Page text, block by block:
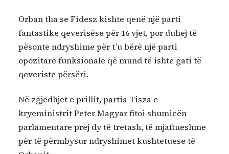
Orban tha se Fidesz kishte qenë një parti
fantastike qeverisëse për 16 vjet, por duhej të
pësonte ndryshime për t’u bërë një parti
opozitare funksionale që mund të ishte gati të
qeveriste përsëri.
Në zgjedhjet e prillit, partia Tisza e
kryeministrit Peter Magyar fitoi shumicën
parlamentare prej dy të tretash, të mjaftueshme
për të përmbysur ndryshimet kushtetuese të